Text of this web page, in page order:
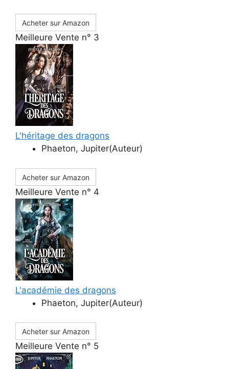
Acheter sur Amazon
Meilleure Vente n° 3
L'héritage des dragons
Phaeton, Jupiter(Auteur)
Acheter sur Amazon
Meilleure Vente n° 4
L'académie des dragons
Phaeton, Jupiter(Auteur)
Acheter sur Amazon
Meilleure Vente n° 5